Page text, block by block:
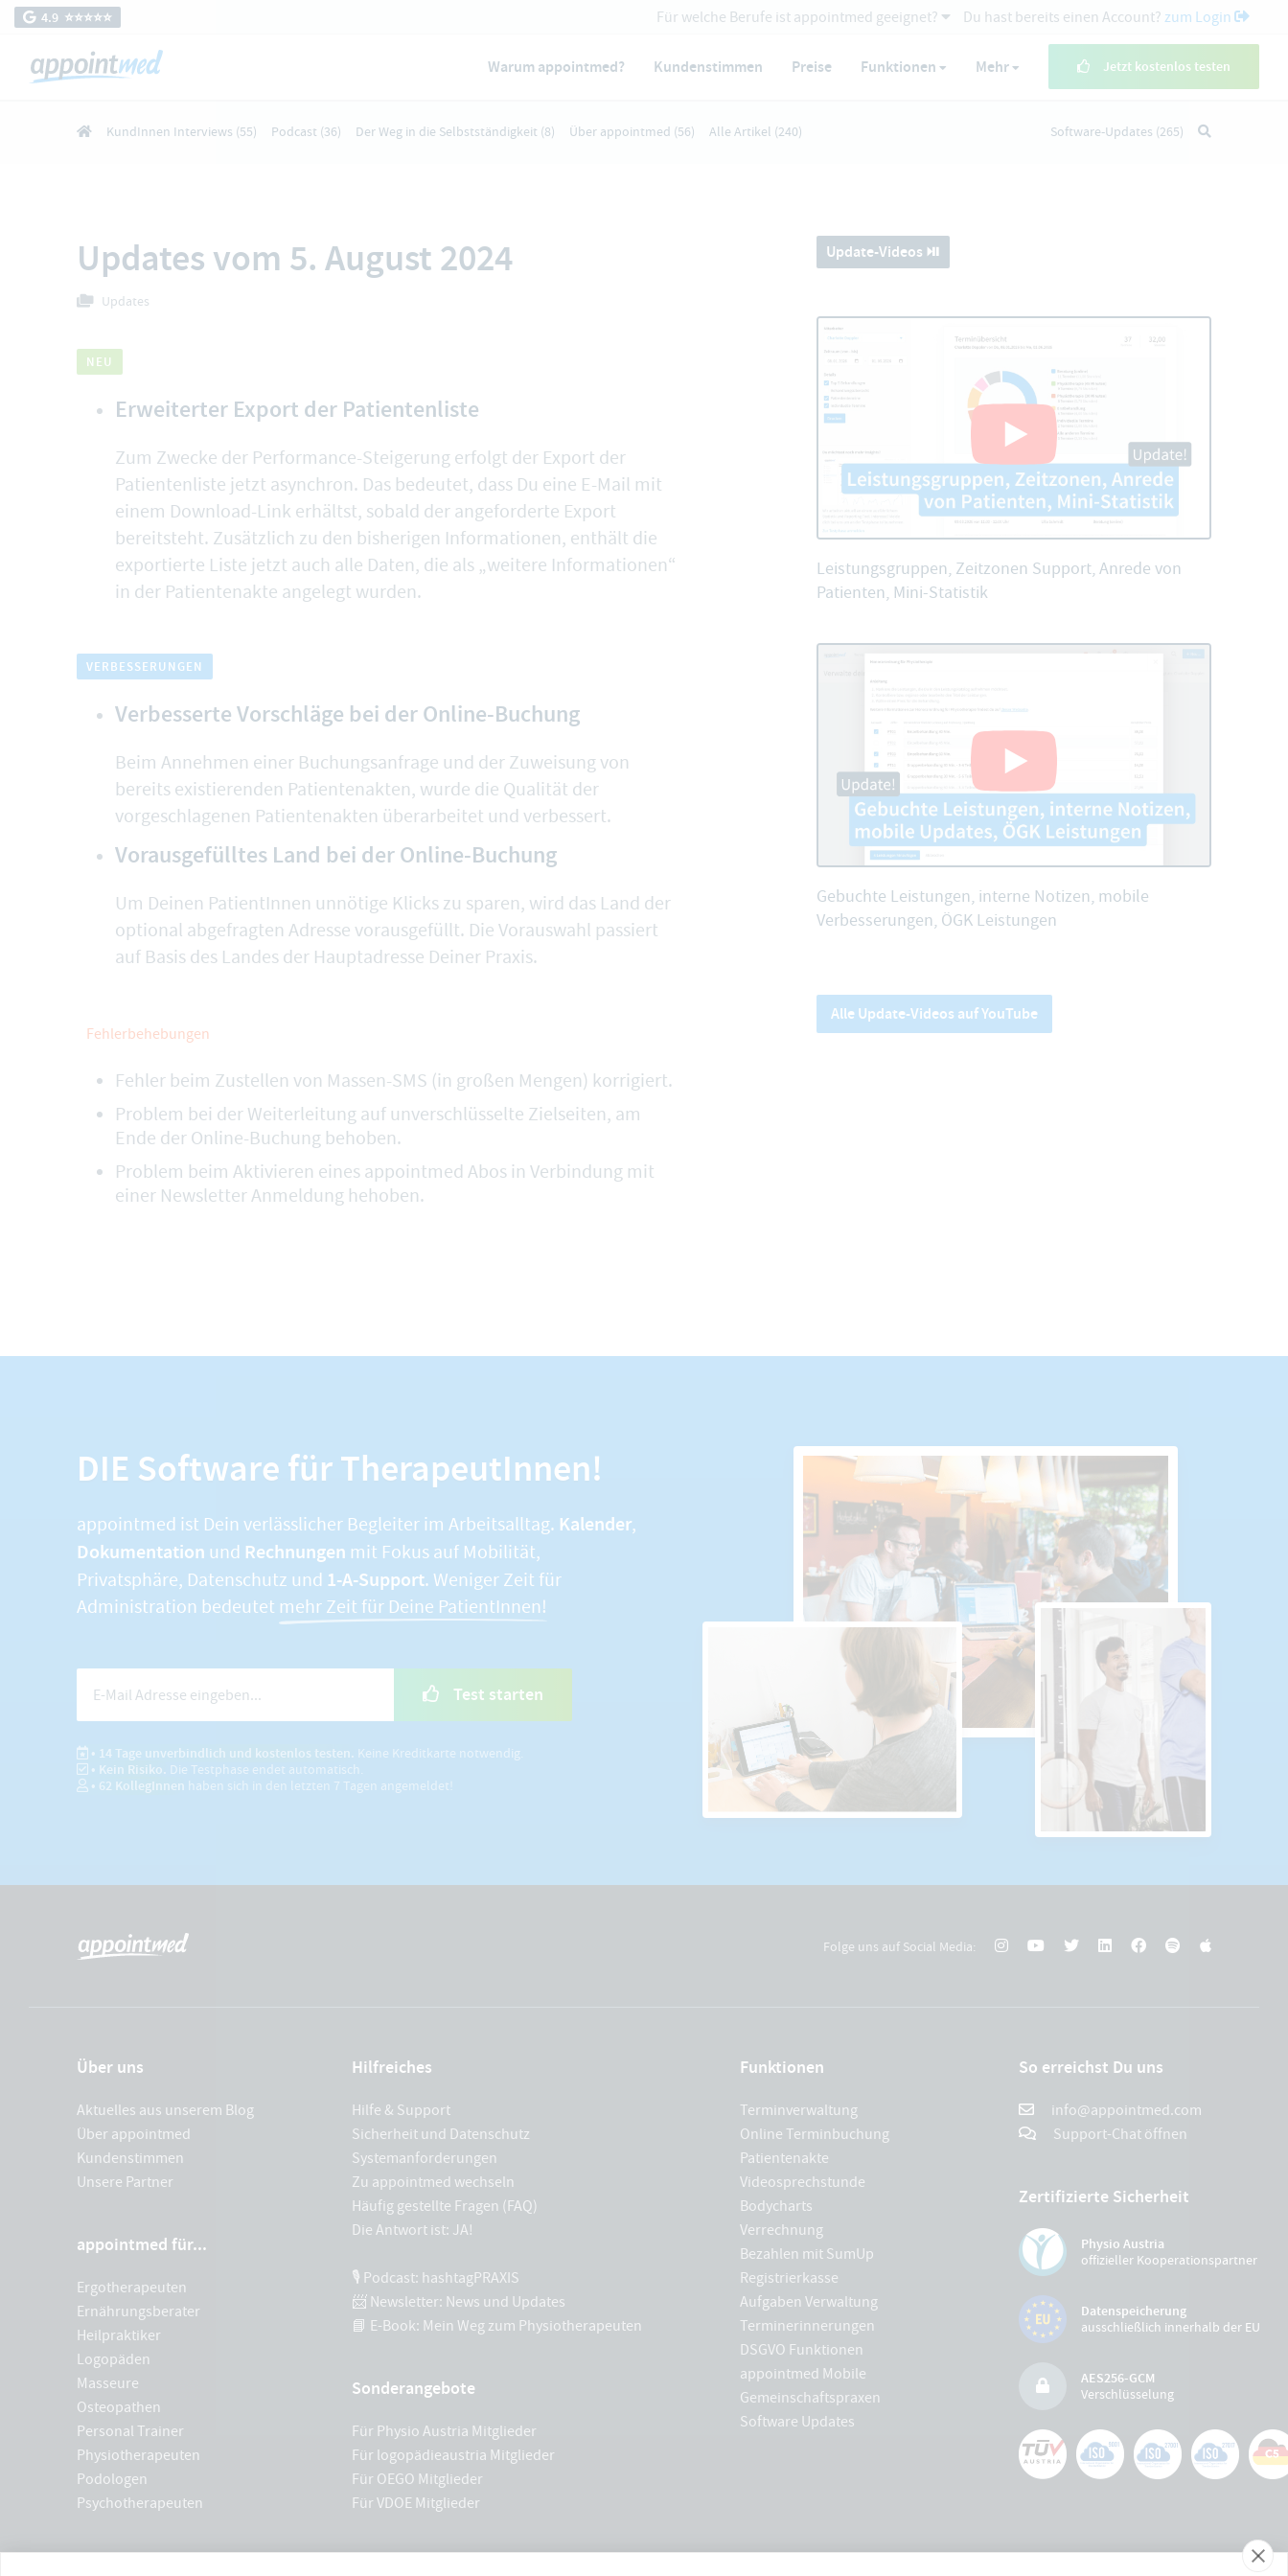
4.9 ⭐️⭐️⭐️⭐️⭐️ Für welche Berufe ist appointmed geeignet? Du hast bereits einen Account? zum Login
Warum appointmed? Kundenstimmen Preise Funktionen Mehr Jetzt kostenlos testen
KundInnen Interviews (55) Podcast (36) Der Weg in die Selbstständigkeit (8) Über appointmed (56) Alle Artikel (240) Software-Updates (265)
Updates vom 5. August 2024
Updates
NEU
Erweiterter Export der Patientenliste
Zum Zwecke der Performance-Steigerung erfolgt der Export der
Patientenliste jetzt asynchron. Das bedeutet, dass Du eine E-Mail mit
einem Download-Link erhältst, sobald der angeforderte Export
bereitsteht. Zusätzlich zu den bisherigen Informationen, enthält die
exportierte Liste jetzt auch alle Daten, die als „weitere Informationen“
in der Patientenakte angelegt wurden.
VERBESSERUNGEN
Verbesserte Vorschläge bei der Online-Buchung
Beim Annehmen einer Buchungsanfrage und der Zuweisung von
bereits existierenden Patientenakten, wurde die Qualität der
vorgeschlagenen Patientenakten überarbeitet und verbessert.
Vorausgefülltes Land bei der Online-Buchung
Um Deinen PatientInnen unnötige Klicks zu sparen, wird das Land der
optional abgefragten Adresse vorausgefüllt. Die Vorauswahl passiert
auf Basis des Landes der Hauptadresse Deiner Praxis.
Fehlerbehebungen
Fehler beim Zustellen von Massen-SMS (in großen Mengen) korrigiert.
Problem bei der Weiterleitung auf unverschlüsselte Zielseiten, am
Ende der Online-Buchung behoben.
Problem beim Aktivieren eines appointmed Abos in Verbindung mit
einer Newsletter Anmeldung hehoben.
Update-Videos ⏯️
Leistungsgruppen, Zeitzonen Support, Anrede von
Patienten, Mini-Statistik
Gebuchte Leistungen, interne Notizen, mobile
Verbesserungen, ÖGK Leistungen
Alle Update-Videos auf YouTube
DIE Software für TherapeutInnen!
appointmed ist Dein verlässlicher Begleiter im Arbeitsalltag. Kalender,
Dokumentation und Rechnungen mit Fokus auf Mobilität,
Privatsphäre, Datenschutz und 1-A-Support. Weniger Zeit für
Administration bedeutet mehr Zeit für Deine PatientInnen!
Test starten
• 14 Tage unverbindlich und kostenlos testen. Keine Kreditkarte notwendig.
• Kein Risiko. Die Testphase endet automatisch.
• 62 KollegInnen haben sich in den letzten 7 Tagen angemeldet!
Folge uns auf Social Media:
Über uns
Aktuelles aus unserem Blog
Über appointmed
Kundenstimmen
Unsere Partner
appointmed für...
Ergotherapeuten
Ernährungsberater
Heilpraktiker
Logopäden
Masseure
Osteopathen
Personal Trainer
Physiotherapeuten
Podologen
Psychotherapeuten
Hilfreiches
Hilfe & Support
Sicherheit und Datenschutz
Systemanforderungen
Zu appointmed wechseln
Häufig gestellte Fragen (FAQ)
Die Antwort ist: JA!
🎙 Podcast: hashtagPRAXIS
📨 Newsletter: News und Updates
📘 E-Book: Mein Weg zum Physiotherapeuten
Sonderangebote
Für Physio Austria Mitglieder
Für logopädieaustria Mitglieder
Für OEGO Mitglieder
Für VDOE Mitglieder
Funktionen
Terminverwaltung
Online Terminbuchung
Patientenakte
Videosprechstunde
Bodycharts
Verrechnung
Bezahlen mit SumUp
Registrierkasse
Aufgaben Verwaltung
Terminerinnerungen
DSGVO Funktionen
appointmed Mobile
Gemeinschaftspraxen
Software Updates
So erreichst Du uns
info@appointmed.com
Support-Chat öffnen
Zertifizierte Sicherheit
Physio Austria
offizieller Kooperationspartner
Datenspeicherung
ausschließlich innerhalb der EU
AES256-GCM
Verschlüsselung